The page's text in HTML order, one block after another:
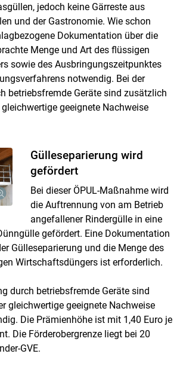
jedoch keine Gärreste aus
und der Gastronomie. Wie schon
Dokumentation über die
Menge und Art des flüssigen
sowie des Ausbringungszeitpunktes
notwendig. Bei der
betriebsfremde Geräte sind zusätzlich
geeignete Nachweise
Gülleseparierung wird
gefördert
Bei dieser ÖPUL-Maßnahme wird
die Auftrennung von am Betrieb
angefallener Rindergülle in eine
gefördert. Eine Dokumentation
Gülleseparierung und die Menge des
Wirtschaftsdüngers ist erforderlich.
durch betriebsfremde Geräte sind
gleichwertige geeignete Nachweise
Die Prämienhöhe ist mit 1,40 Euro je
Die Förderobergrenze liegt bei 20
GVE.